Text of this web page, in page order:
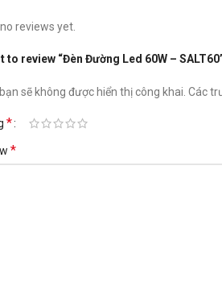
reviews yet.
to review “Đèn Đường Led 60W –
sẽ không được hiển thị công khai. Các
*
*